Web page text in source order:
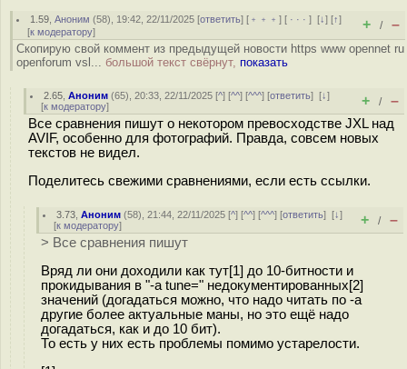
1.59 ,Аноним (58), 19:42, 22/11/2025 [ответить] [ ﹢﹢﹢] [ · · ·][↓] [↑]
[к модератору] + / –
Скопирую свой коммент из предыдущей новости https www opennet ru
openforum vsl... большой текст свёрнут, показать
2.65 ,Аноним (65), 20:33, 22/11/2025 [^] [^^] [^^^] [ответить][↓]
[к модератору] + / –
Все сравнения пишут о некотором превосходстве JXL над
AVIF, особенно для фотографий. Правда, совсем новых
текстов не видел.
Поделитесь свежими сравнениями, если есть ссылки.
3.73 ,Аноним (58), 21:44, 22/11/2025 [^] [^^] [^^^] [ответить][↓]
[к модератору] + / –
> Все сравнения пишут
Вряд ли они доходили как тут[1] до 10-битности и
прокидывания в "-a tune=" недокументированных[2]
значений (догадаться можно, что надо читать по -a
другие более актуальные маны, но это ещё надо
догадаться, как и до 10 бит).
То есть у них есть проблемы помимо устарелости.